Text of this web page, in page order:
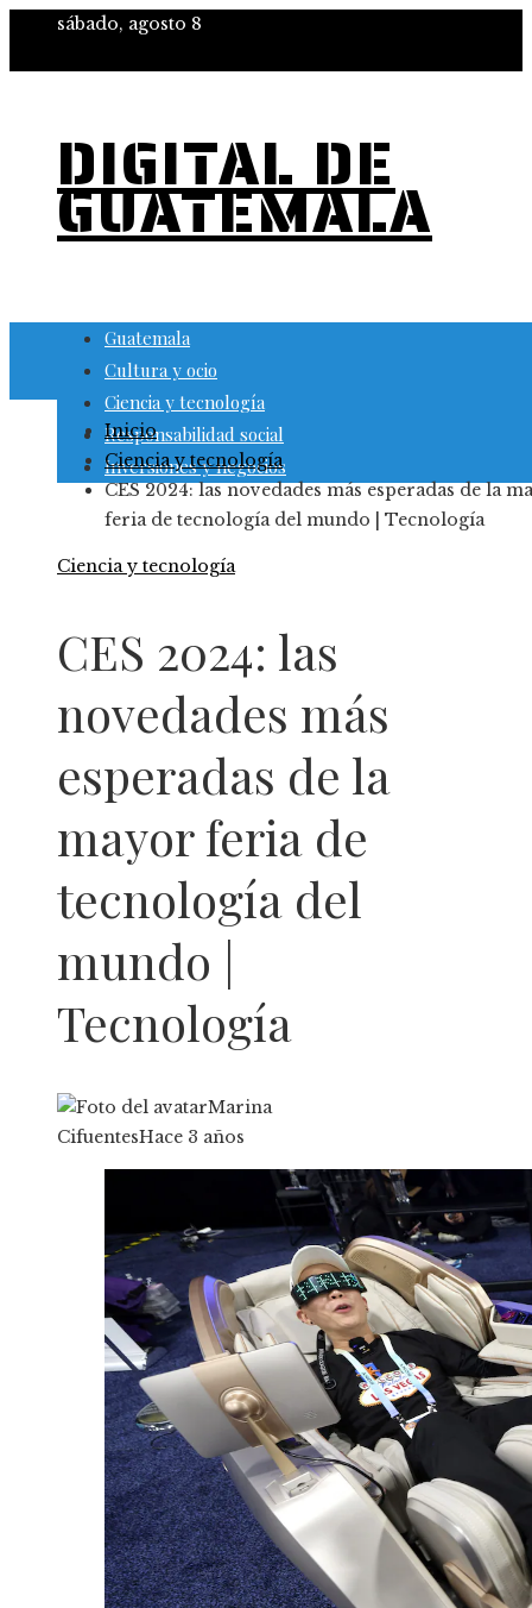
sábado, agosto 8
DIGITAL DE
GUATEMALA
Guatemala
Cultura y ocio
Ciencia y tecnología
Responsabilidad social
Inversiones y negocios
Inicio
Ciencia y tecnología
CES 2024: las novedades más esperadas de la
feria de tecnología del mundo | Tecnología
Ciencia y tecnología
CES 2024: las
novedades más
esperadas de la
mayor feria de
tecnología del
mundo |
Tecnología
Marina
CifuentesHace 3 años